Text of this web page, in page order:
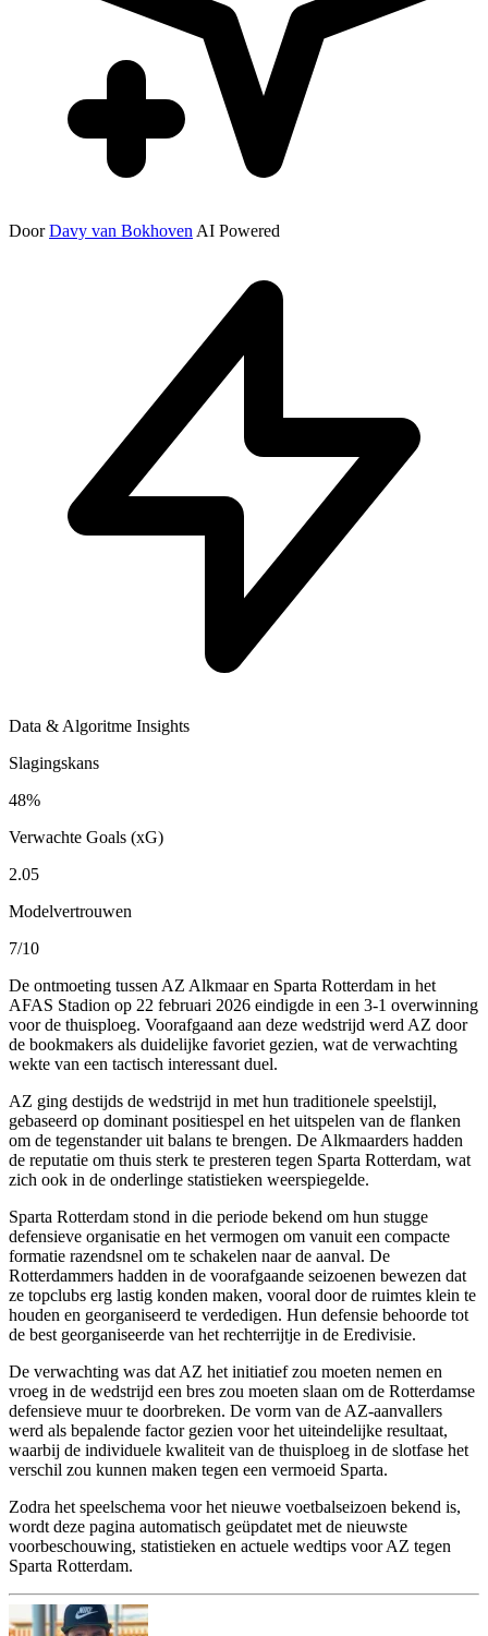
DoorDavy van Bokhoven AI Powered
Data & Algoritme Insights
Slagingskans
48%
Verwachte Goals (xG)
2.05
Modelvertrouwen
7/10
De ontmoeting tussen AZ Alkmaar en Sparta Rotterdam in het
AFAS Stadion op 22 februari 2026 eindigde in een 3-1 overwinning
voor de thuisploeg. Voorafgaand aan deze wedstrijd werd AZ door
de bookmakers als duidelijke favoriet gezien, wat de verwachting
wekte van een tactisch interessant duel.
AZ ging destijds de wedstrijd in met hun traditionele speelstijl,
gebaseerd op dominant positiespel en het uitspelen van de flanken
om de tegenstander uit balans te brengen. De Alkmaarders hadden
de reputatie om thuis sterk te presteren tegen Sparta Rotterdam, wat
zich ook in de onderlinge statistieken weerspiegelde.
Sparta Rotterdam stond in die periode bekend om hun stugge
defensieve organisatie en het vermogen om vanuit een compacte
formatie razendsnel om te schakelen naar de aanval. De
Rotterdammers hadden in de voorafgaande seizoenen bewezen dat
ze topclubs erg lastig konden maken, vooral door de ruimtes klein te
houden en georganiseerd te verdedigen. Hun defensie behoorde tot
de best georganiseerde van het rechterrijtje in de Eredivisie.
De verwachting was dat AZ het initiatief zou moeten nemen en
vroeg in de wedstrijd een bres zou moeten slaan om de Rotterdamse
defensieve muur te doorbreken. De vorm van de AZ-aanvallers
werd als bepalende factor gezien voor het uiteindelijke resultaat,
waarbij de individuele kwaliteit van de thuisploeg in de slotfase het
verschil zou kunnen maken tegen een vermoeid Sparta.
Zodra het speelschema voor het nieuwe voetbalseizoen bekend is,
wordt deze pagina automatisch geüpdatet met de nieuwste
voorbeschouwing, statistieken en actuele wedtips voor AZ tegen
Sparta Rotterdam.